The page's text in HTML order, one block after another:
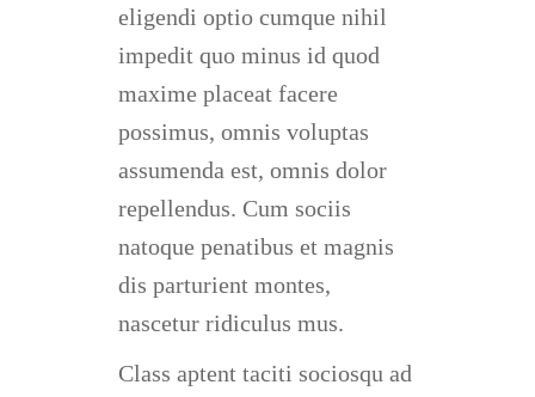
eligendi optio cumque nihil
impedit quo minus id quod
maxime placeat facere
possimus, omnis voluptas
assumenda est, omnis dolor
repellendus. Cum sociis
natoque penatibus et magnis
dis parturient montes,
nascetur ridiculus mus.
Class aptent taciti sociosqu ad